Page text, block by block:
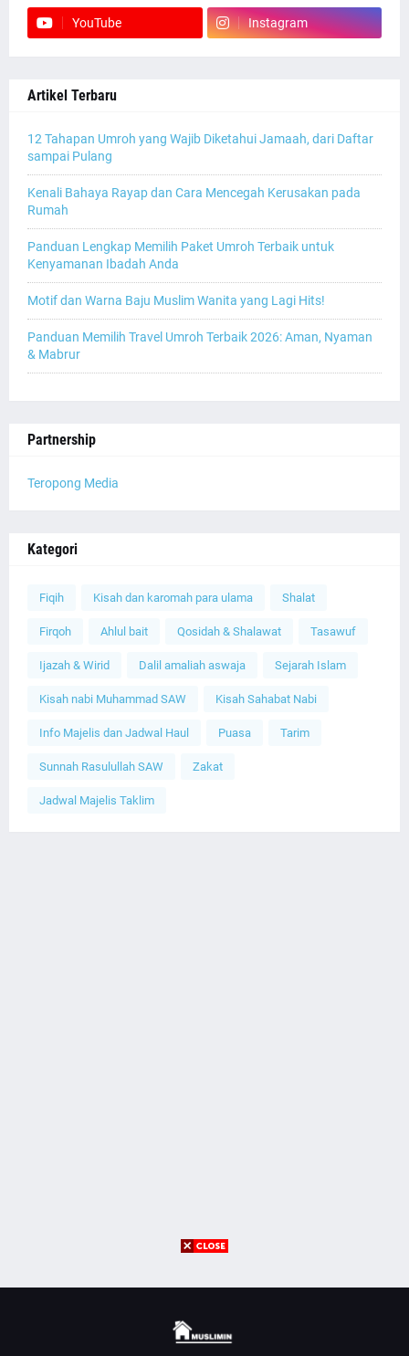
YouTube Instagram
Artikel Terbaru
12 Tahapan Umroh yang Wajib Diketahui Jamaah, dari Daftar
sampai Pulang
Kenali Bahaya Rayap dan Cara Mencegah Kerusakan pada
Rumah
Panduan Lengkap Memilih Paket Umroh Terbaik untuk
Kenyamanan Ibadah Anda
Motif dan Warna Baju Muslim Wanita yang Lagi Hits!
Panduan Memilih Travel Umroh Terbaik 2026: Aman, Nyaman
& Mabrur
Partnership
Teropong Media
Kategori
Fiqih Kisah dan karomah para ulama Shalat
Firqoh Ahlul bait Qosidah & Shalawat Tasawuf
Ijazah & Wirid Dalil amaliah aswaja Sejarah Islam
Kisah nabi Muhammad SAW Kisah Sahabat Nabi
Info Majelis dan Jadwal Haul Puasa Tarim
Sunnah Rasulullah SAW Zakat
Jadwal Majelis Taklim